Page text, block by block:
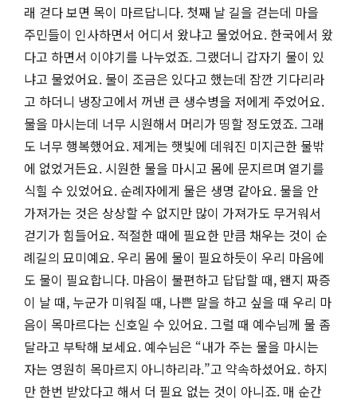
래 걷다 보면 목이 마르답니다. 첫째 날 길을 걷는데 마을
주민들이 인사하면서 어디서 왔냐고 물었어요. 한국에서 왔
다고 하면서 이야기를 나누었죠. 그랬더니 갑자기 물이 있
냐고 물었어요. 물이 조금은 있다고 했는데 잠깐 기다리라
고 하더니 냉장고에서 꺼낸 큰 생수병을 저에게 주었어요.
물을 마시는데 너무 시원해서 머리가 띵할 정도였죠. 그래
도 너무 행복했어요. 제게는 햇빛에 데워진 미지근한 물밖
에 없었거든요. 시원한 물을 마시고 몸에 문지르며 열기를
식힐 수 있었어요. 순례자에게 물은 생명 같아요. 물을 안
가져가는 것은 상상할 수 없지만 많이 가져가도 무거워서
걷기가 힘들어요. 적절한 때에 필요한 만큼 채우는 것이 순
례길의 묘미예요. 우리 몸에 물이 필요하듯이 우리 마음에
도 물이 필요합니다. 마음이 불편하고 답답할 때, 왠지 짜증
이 날 때, 누군가 미워질 때, 나쁜 말을 하고 싶을 때 우리 마
음이 목마르다는 신호일 수 있어요. 그럴 때 예수님께 물 좀
달라고 부탁해 보세요. 예수님은 “내가 주는 물을 마시는
자는 영원히 목마르지 아니하리라.”고 약속하셨어요. 하지
만 한번 받았다고 해서 더 필요 없는 것이 아니죠. 매 순간